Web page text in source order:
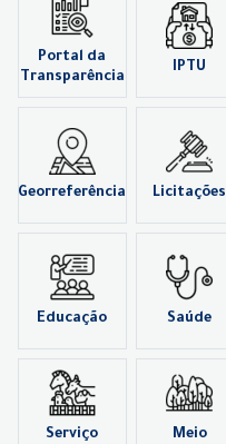
Portal da
Transparência
IPTU
Georreferência Licitações
Educação Saúde
Serviço
Meio